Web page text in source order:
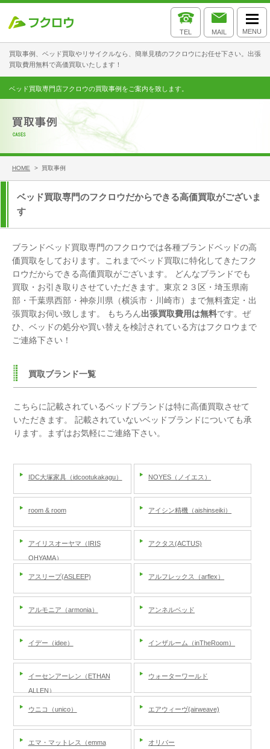
買取事例、ベッド買取やリサイクルなら、簡単見積のフクロウにお任せ下さい。出張
買取費用無料で高価買取いたします！
TEL MAIL MENU
ベッド買取専門店フクロウの買取事例をご案内を致します。
HOME > 買取事例
ベッド買取専門のフクロウだからできる高価買取がございま
す
ブランドベッド買取専門のフクロウでは各種ブランドベッドの高
価買取をしております。これまでベッド買取に特化してきたフク
ロウだからできる高価買取がございます。 どんなブランドでも
買取・お引き取りさせていただきます。東京２３区・埼玉県南
部・千葉県西部・神奈川県（横浜市・川崎市）まで無料査定・出
張買取お伺い致します。 もちろん出張買取費用は無料です。ぜ
ひ、ベッドの処分や買い替えを検討されている方はフクロウまで
ご連絡下さい！
買取ブランド一覧
こちらに記載されているベッドブランドは特に高価買取させて
いただきます。
記載されていないベッドブランドについても承
ります。まずはお気軽にご連絡下さい。
IDC大塚家具（idcootukakagu） NOYES（ノイエス）
room & room アイシン精機（aishinseiki）
アイリスオーヤマ（IRIS
OHYAMA）
アクタス(ACTUS)
アスリープ(ASLEEP) アルフレックス（arflex）
アルモニア（armonia） アンネルベッド
イデー（idee） インザルーム（inTheRoom）
イーセンアーレン（ETHAN
ALLEN）
ウォーターワールド
ウニコ（unico） エアウィーヴ(airweave)
エマ・マットレス（emma
オリバー